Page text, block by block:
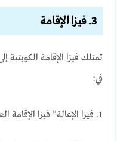
3. فيزا الإقامة
في:
1. فيزا الإعالة” فيزا الإقامة العائلية”